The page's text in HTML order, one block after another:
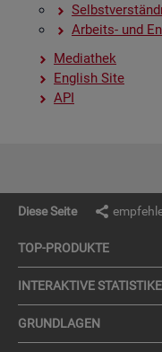
Ar­beits- und
Me­dia­thek
English Site
API
Diese Seite
TOP-PRO­DUK­TE
IN­TER­AK­TI­VE
GRUND­LA­GEN